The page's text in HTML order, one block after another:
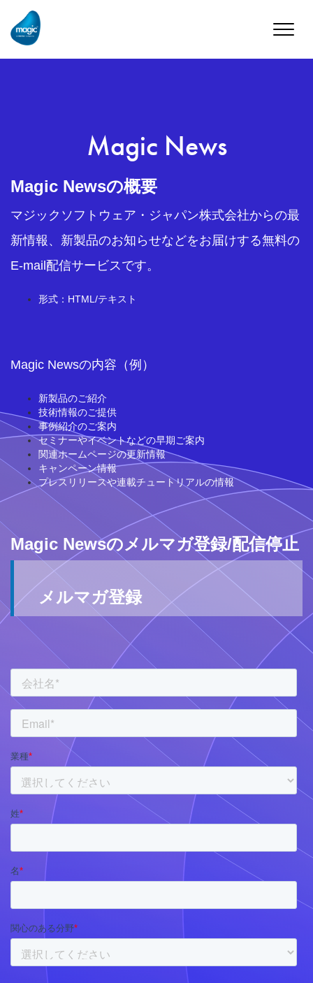
Toggle
Magic News
Magic Newsの概要
マジックソフトウェア・ジャパン株式会社からの最
新情報、新製品のお知らせなどをお届けする無料の
E-mail配信サービスです。
形式：HTML/テキスト
Magic Newsの内容（例）
新製品のご紹介
技術情報のご提供
事例紹介のご案内
セミナーやイベントなどの早期ご案内
関連ホームページの更新情報
キャンペーン情報
プレスリリースや連載チュートリアルの情報
Magic Newsのメルマガ登録/配信停止
メルマガ登録